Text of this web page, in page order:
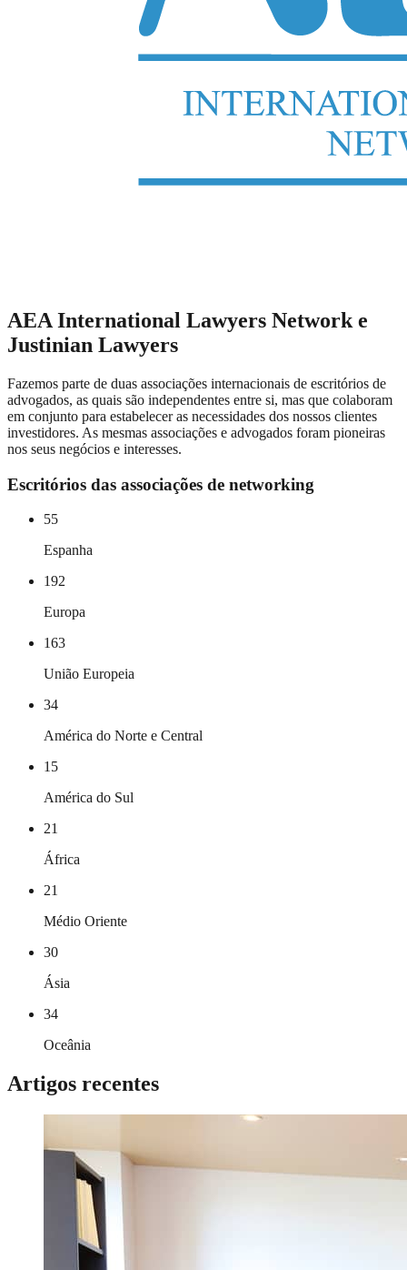
AEA International Lawyers Network e
Justinian Lawyers
Fazemos parte de duas associações internacionais de escritórios de
advogados, as quais são independentes entre si, mas que colaboram
em conjunto para estabelecer as necessidades dos nossos clientes
investidores. As mesmas associações e advogados foram pioneiras
nos seus negócios e interesses.
Escritórios das associações de networking
55
Espanha
192
Europa
163
União Europeia
34
América do Norte e Central
15
América do Sul
21
África
21
Médio Oriente
30
Ásia
34
Oceânia
Artigos recentes